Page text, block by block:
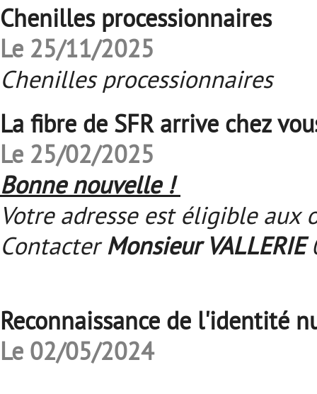
Chenilles processionnaires
Le 25/11/2025
Chenilles processionnaires
La fibre de SFR arrive chez
Le 25/02/2025
Bonne nouvelle !
Votre adresse est éligible aux
ContacterMonsieur VALLERIE
Reconnaissance de l'identité
Le 02/05/2024